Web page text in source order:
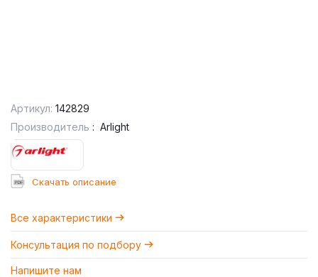
Артикул: 142829
Производитель : Arlight
Cкачать описание
Все характеристики
Консультация по подбору
Напишите нам